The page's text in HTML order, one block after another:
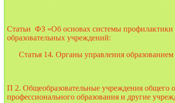
Статьи ФЗ «Об основах системы профилактики
образовательных учреждений:
Статья 14. Органы управления
П 2. Общеобразовательные учреждения общего
профессионального образования и другие